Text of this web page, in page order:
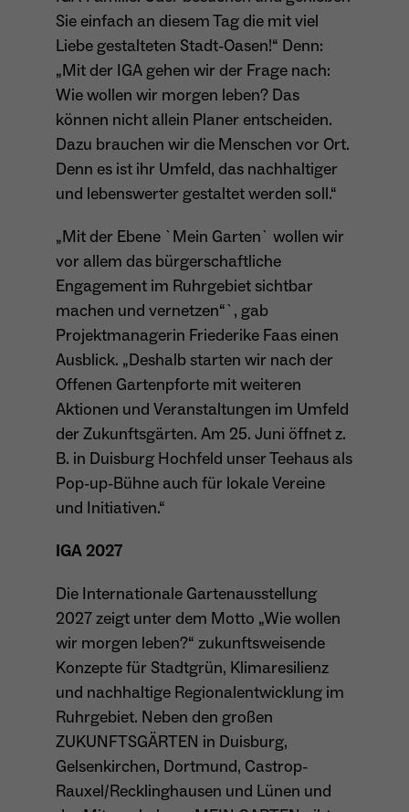
Sie einfach an diesem Tag die mit viel
Liebe gestalteten Stadt-Oasen!“ Denn:
„Mit der IGA gehen wir der Frage nach:
Wie wollen wir morgen leben? Das
können nicht allein Planer entscheiden.
Dazu brauchen wir die Menschen vor Ort.
Denn es ist ihr Umfeld, das nachhaltiger
und lebenswerter gestaltet werden soll.“
„Mit der Ebene `Mein Garten` wollen wir
vor allem das bürgerschaftliche
Engagement im Ruhrgebiet sichtbar
machen und vernetzen“`, gab
Projektmanagerin Friederike Faas einen
Ausblick. „Deshalb starten wir nach der
Offenen Gartenpforte mit weiteren
Aktionen und Veranstaltungen im Umfeld
der Zukunftsgärten. Am 25. Juni öffnet z.
B. in Duisburg Hochfeld unser Teehaus als
Pop-up-Bühne auch für lokale Vereine
und Initiativen.“
IGA 2027
Die Internationale Gartenausstellung
2027 zeigt unter dem Motto „Wie wollen
wir morgen leben?“ zukunftsweisende
Konzepte für Stadtgrün, Klimaresilienz
und nachhaltige Regionalentwicklung im
Ruhrgebiet. Neben den großen
ZUKUNFTSGÄRTEN in Duisburg,
Gelsenkirchen, Dortmund, Castrop-
Rauxel/Recklinghausen und Lünen und